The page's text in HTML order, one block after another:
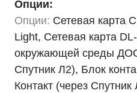
Опции:
Опции: Сетевая карта
Light, Сетевая карта
окружающей среды
Спутник Л2), Блок
Контакт (через